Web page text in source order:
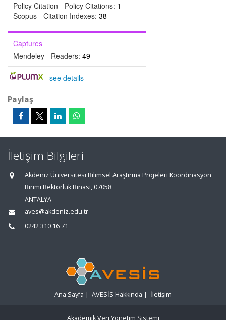
Policy Citation - Policy Citations: 1
Scopus - Citation Indexes: 38
Captures
Mendeley - Readers: 49
- see details
Paylaş
İletişim Bilgileri
Akdeniz Üniversitesi Bilimsel Araştırma Projeleri Koordinasyon
Birimi Rektörlük Binası, 07058
ANTALYA
aves@akdeniz.edu.tr
0242 310 16 71
Ana Sayfa | AVESİS Hakkında | İletişim
Akademik Veri Yönetim Sistemi